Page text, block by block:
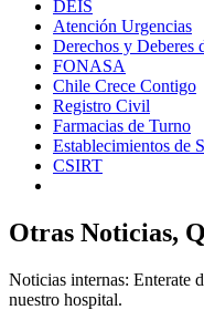
DEIS
Atención Urgencias
Derechos y Deberes
FONASA
Chile Crece Contigo
Registro Civil
Farmacias de Turno
Establecimientos de
CSIRT
Otras Noticias,
Noticias internas: Enterate
nuestro hospital.